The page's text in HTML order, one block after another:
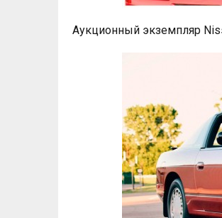
Аукционный экземпляр